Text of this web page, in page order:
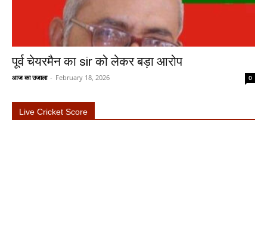
पूर्व चेयरमैन का sir को लेकर बड़ा आरोप
आज का उजाला - February 18, 2026 0
Live Cricket Score